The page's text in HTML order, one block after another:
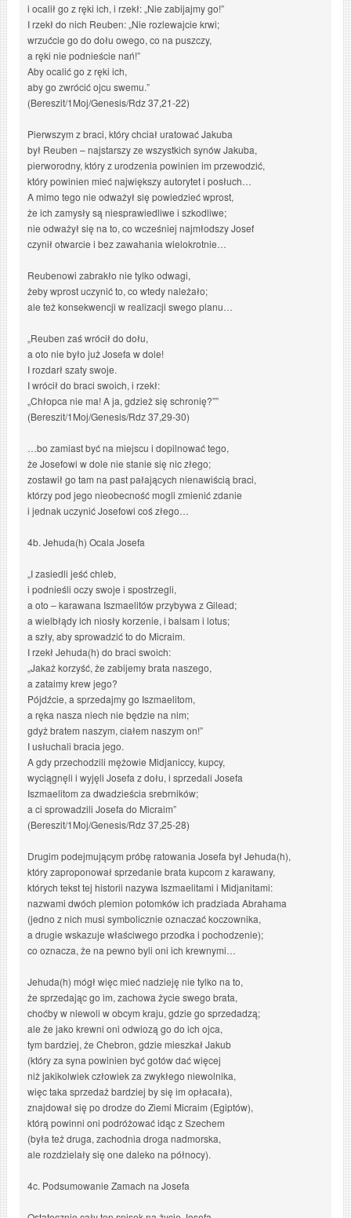
i ocalił go z ręki ich, i rzekł: „Nie zabijajmy go!”
I rzekł do nich Reuben: „Nie rozlewajcie krwi;
wrzućcie go do dołu owego, co na puszczy,
a ręki nie podnieście nań!”
Aby ocalić go z ręki ich,
aby go zwrócić ojcu swemu.”
(Bereszit/1Moj/Genesis/Rdz 37,21-22)
Pierwszym z braci, który chciał uratować Jakuba
był Reuben – najstarszy ze wszystkich synów Jakuba,
pierworodny, który z urodzenia powinien im przewodzić,
który powinien mieć największy autorytet i posłuch…
A mimo tego nie odważył się powiedzieć wprost,
że ich zamysły są niesprawiedliwe i szkodliwe;
nie odważył się na to, co wcześniej najmłodszy Josef
czynił otwarcie i bez zawahania wielokrotnie…
Reubenowi zabrakło nie tylko odwagi,
żeby wprost uczynić to, co wtedy należało;
ale też konsekwencji w realizacji swego planu…
„Reuben zaś wrócił do dołu,
a oto nie było już Josefa w dole!
I rozdarł szaty swoje.
I wrócił do braci swoich, i rzekł:
„Chłopca nie ma! A ja, gdzież się schronię?””
(Bereszit/1Moj/Genesis/Rdz 37,29-30)
…bo zamiast być na miejscu i dopilnować tego,
że Josefowi w dole nie stanie się nic złego;
zostawił go tam na past pałających nienawiścią braci,
którzy pod jego nieobecność mogli zmienić zdanie
i jednak uczynić Josefowi coś złego…
4b. Jehuda(h) Ocala Josefa
„I zasiedli jeść chleb,
i podnieśli oczy swoje i spostrzegli,
a oto – karawana Iszmaelitów przybywa z Gilead;
a wielbłądy ich niosły korzenie, i balsam i lotus;
a szły, aby sprowadzić to do Micraim.
I rzekł Jehuda(h) do braci swoich:
„Jakaż korzyść, że zabijemy brata naszego,
a zataimy krew jego?
Pójdźcie, a sprzedajmy go Iszmaelitom,
a ręka nasza niech nie będzie na nim;
gdyż bratem naszym, ciałem naszym on!”
I usłuchali bracia jego.
A gdy przechodzili mężowie Midjaniccy, kupcy,
wyciągnęli i wyjęli Josefa z dołu, i sprzedali Josefa
Iszmaelitom za dwadzieścia srebrników;
a ci sprowadzili Josefa do Micraim”
(Bereszit/1Moj/Genesis/Rdz 37,25-28)
Drugim podejmującym próbę ratowania Josefa był Jehuda(h),
który zaproponował sprzedanie brata kupcom z karawany,
których tekst tej historii nazywa Iszmaelitami i Midjanitami:
nazwami dwóch plemion potomków ich pradziada Abrahama
(jedno z nich musi symbolicznie oznaczać koczownika,
a drugie wskazuje właściwego przodka i pochodzenie);
co oznacza, że na pewno byli oni ich krewnymi…
Jehuda(h) mógł więc mieć nadzieję nie tylko na to,
że sprzedając go im, zachowa życie swego brata,
choćby w niewoli w obcym kraju, gdzie go sprzedadzą;
ale że jako krewni oni odwiozą go do ich ojca,
tym bardziej, że Chebron, gdzie mieszkał Jakub
(który za syna powinien być gotów dać więcej
niż jakikolwiek człowiek za zwykłego niewolnika,
więc taka sprzedaż bardziej by się im opłacała),
znajdował się po drodze do Ziemi Micraim (Egiptów),
którą powinni oni podróżować idąc z Szechem
(była też druga, zachodnia droga nadmorska,
ale rozdzielały się one daleko na północy).
4c. Podsumowanie Zamach na Josefa